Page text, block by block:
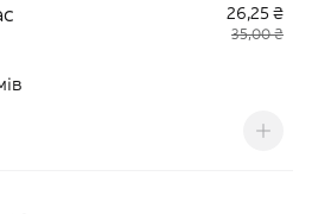
26,25 ₴
35,00 ₴